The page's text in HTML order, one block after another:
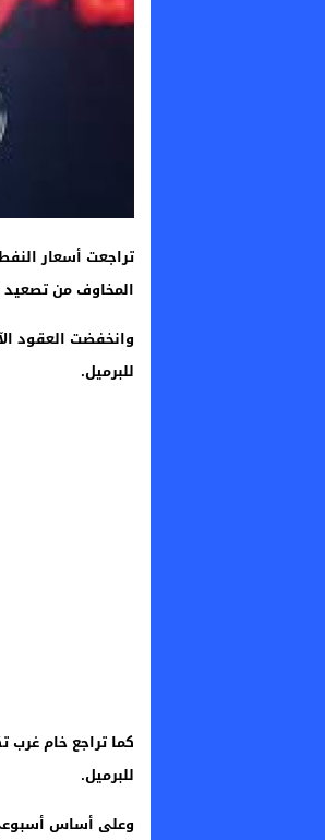
المخاوف من
للبرميل.
للبرميل.